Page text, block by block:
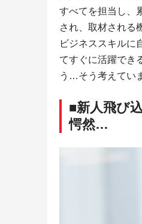
すべてを担当し、
され、取材される
ビジネススキルに
てすぐに活躍でき
う…そう考えてい
■新人飛び
愕然…